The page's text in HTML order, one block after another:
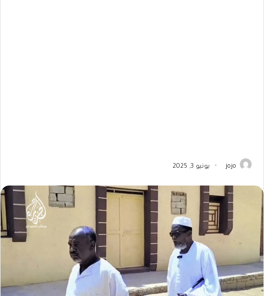
jojo يونيو 3, 2025